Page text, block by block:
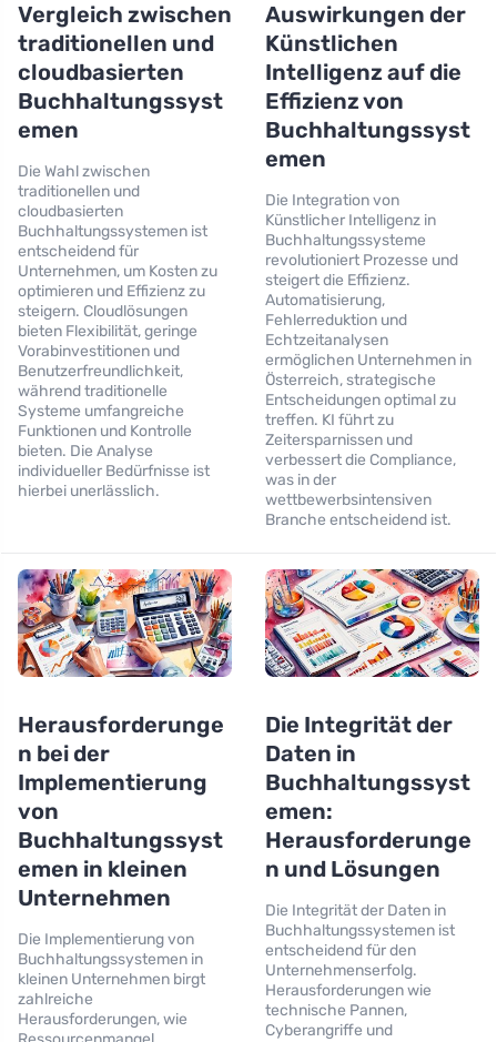
Vergleich zwischen
traditionellen und
cloudbasierten
Buchhaltungssyst
emen
Die Wahl zwischen
traditionellen und
cloudbasierten
Buchhaltungssystemen ist
entscheidend für
Unternehmen, um Kosten zu
optimieren und Effizienz zu
steigern. Cloudlösungen
bieten Flexibilität, geringe
Vorabinvestitionen und
Benutzerfreundlichkeit,
während traditionelle
Systeme umfangreiche
Funktionen und Kontrolle
bieten. Die Analyse
individueller Bedürfnisse ist
hierbei unerlässlich.
Auswirkungen der
Künstlichen
Intelligenz auf die
Effizienz von
Buchhaltungssyst
emen
Die Integration von
Künstlicher Intelligenz in
Buchhaltungssysteme
revolutioniert Prozesse und
steigert die Effizienz.
Automatisierung,
Fehlerreduktion und
Echtzeitanalysen
ermöglichen Unternehmen in
Österreich, strategische
Entscheidungen optimal zu
treffen. KI führt zu
Zeitersparnissen und
verbessert die Compliance,
was in der
wettbewerbsintensiven
Branche entscheidend ist.
Herausforderunge
n bei der
Implementierung
von
Buchhaltungssyst
emen in kleinen
Unternehmen
Die Implementierung von
Buchhaltungssystemen in
kleinen Unternehmen birgt
zahlreiche
Herausforderungen, wie
Die Integrität der
Daten in
Buchhaltungssyst
emen:
Herausforderunge
n und Lösungen
Die Integrität der Daten in
Buchhaltungssystemen ist
entscheidend für den
Unternehmenserfolg.
Herausforderungen wie
technische Pannen,
Cyberangriffe und